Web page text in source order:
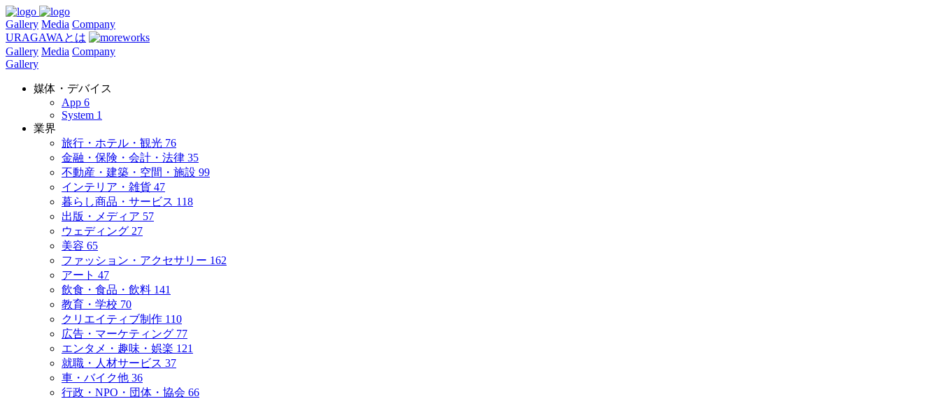
Gallery Media Company
URAGAWAとは
Gallery Media Company
Gallery
媒体・デバイス
App 6
System 1
業界
旅行・ホテル・観光 76
金融・保険・会計・法律 35
不動産・建築・空間・施設 99
インテリア・雑貨 47
暮らし商品・サービス 118
出版・メディア 57
ウェディング 27
美容 65
ファッション・アクセサリー 162
アート 47
飲食・食品・飲料 141
教育・学校 70
クリエイティブ制作 110
広告・マーケティング 77
エンタメ・趣味・娯楽 121
就職・人材サービス 37
車・バイク他 36
行政・NPO・団体・協会 66